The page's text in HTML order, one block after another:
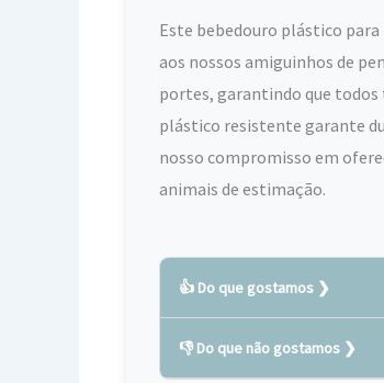
Este bebedouro plástico
aos nossos amiguinhos de
portes, garantindo que todos
plástico resistente garante
nosso compromisso em
animais de estimação.
👍 Do que gostamos
Fabricado com material
👎 Do que não gostamos